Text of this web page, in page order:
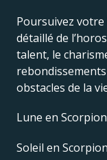
Poursuivez votre
détaillé de
talent, le
rebondissements
obstacles de la
Lune en Scorpion
Soleil en Scorpion